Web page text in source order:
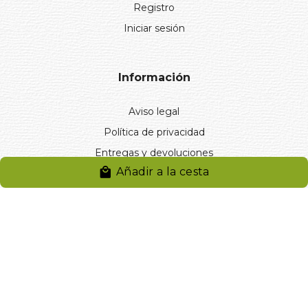
Añadir a la cesta
Registro
Iniciar sesión
Información
Aviso legal
Política de privacidad
Entregas y devoluciones
Desistimiento